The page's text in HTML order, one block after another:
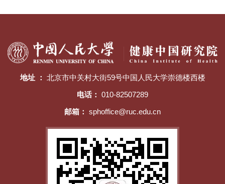
地址 ： 北京市中关村大街59号中国人民大学崇德楼西楼
电话： 010-82507289
邮箱： sphoffice@ruc.edu.cn